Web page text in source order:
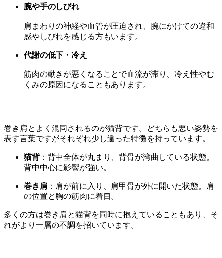
腕や手のしびれ
肩まわりの神経や血管が圧迫され、腕にかけての違和
感やしびれを感じる方もいます。
代謝の低下・冷え
筋肉の動きが悪くなることで血流が滞り、冷え性やむ
くみの原因になることもあります。
巻き肩とよく混同されるのが猫背です。どちらも悪い姿勢を
表す言葉ですがそれぞれ少し違った特徴を持っています。
猫背：背中全体が丸まり、背骨が湾曲している状態。
背中中心に影響が強い。
巻き肩 ：肩が前に入り、肩甲骨が外に開いた状態。肩
の位置と胸の筋肉に着目。
多くの方は巻き肩と猫背を同時に抱えていることもあり、そ
れがより一層の不調を招いています。